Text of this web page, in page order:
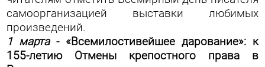
самоорганизацией выставки любимых
произведений.
1 марта- «Всемилостивейшее дарование»: к
155-летию Отмены крепостного права в